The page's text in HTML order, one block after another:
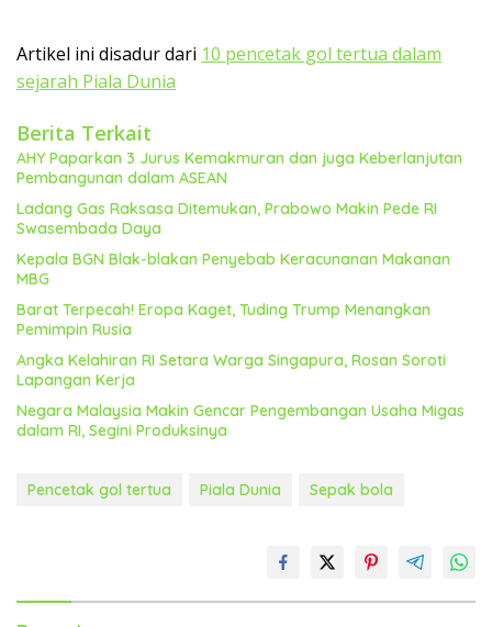
Artikel ini disadur dari 10 pencetak gol tertua dalam
sejarah Piala Dunia
Berita Terkait
AHY Paparkan 3 Jurus Kemakmuran dan juga Keberlanjutan
Pembangunan dalam ASEAN
Ladang Gas Raksasa Ditemukan, Prabowo Makin Pede RI
Swasembada Daya
Kepala BGN Blak-blakan Penyebab Keracunanan Makanan
MBG
Barat Terpecah! Eropa Kaget, Tuding Trump Menangkan
Pemimpin Rusia
Angka Kelahiran RI Setara Warga Singapura, Rosan Soroti
Lapangan Kerja
Negara Malaysia Makin Gencar Pengembangan Usaha Migas
dalam RI, Segini Produksinya
Pencetak gol tertua Piala Dunia Sepak bola